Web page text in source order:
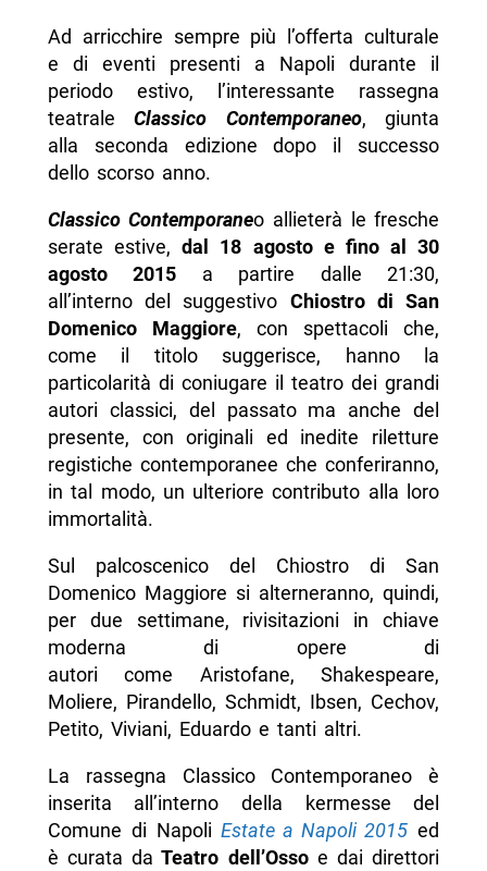
Ad arricchire sempre più l’offerta culturale
e di eventi presenti a Napoli durante il
periodo estivo, l’interessante rassegna
teatraleClassico Contemporaneo, giunta
alla seconda edizione dopo il successo
dello scorso anno.
Classico Contemporaneo allieterà le fresche
serate estive,dal 18 agosto e fino al 30
agosto 2015 a partire dalle 21:30,
all’interno del suggestivo Chiostro di San
Domenico Maggiore, con spettacoli che,
come il titolo suggerisce, hanno la
particolarità di coniugare il teatro dei grandi
autori classici, del passato ma anche del
presente, con originali ed inedite riletture
registiche contemporanee che conferiranno,
in tal modo, un ulteriore contributo alla loro
immortalità.
Sul palcoscenico del Chiostro di San
Domenico Maggiore si alterneranno, quindi,
per due settimane, rivisitazioni in chiave
moderna di opere di
autori come Aristofane, Shakespeare,
Moliere, Pirandello, Schmidt, Ibsen, Cechov,
Petito, Viviani, Eduardo e tanti altri.
La rassegna Classico Contemporaneo è
inserita all’interno della kermesse del
Comune di NapoliEstate a Napoli 2015 ed
è curata da Teatro dell’Ossoe dai direttori